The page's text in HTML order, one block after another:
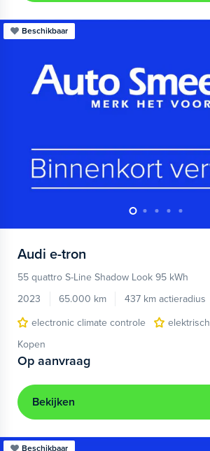
Beschikbaar
Audi e-tron
55 quattro S-Line Shadow Look 95 kWh
2023
65.000 km 437 km actieradius
electronic climate controle
Kopen
Op aanvraag
Bekijken
Beschikbaar